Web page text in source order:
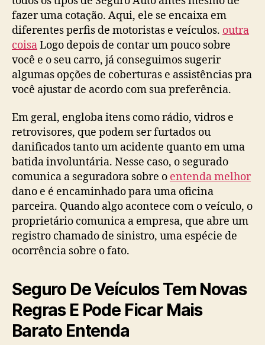
fazer uma cotação. Aqui, ele se encaixa em
diferentes perfis de motoristas e veículos. outra
coisaLogo depois de contar um pouco sobre
você e o seu carro, já conseguimos sugerir
algumas opções de coberturas e assistências pra
você ajustar de acordo com sua preferência.
Em geral, engloba itens como rádio, vidros e
retrovisores, que podem ser furtados ou
danificados tanto um acidente quanto em uma
batida involuntária. Nesse caso, o segurado
comunica a seguradora sobre o entenda melhor
dano e é encaminhado para uma oficina
parceira. Quando algo acontece com o veículo, o
proprietário comunica a empresa, que abre um
registro chamado de sinistro, uma espécie de
ocorrência sobre o fato.
Seguro De Veículos Tem Novas
Regras E Pode Ficar Mais
Barato Entenda